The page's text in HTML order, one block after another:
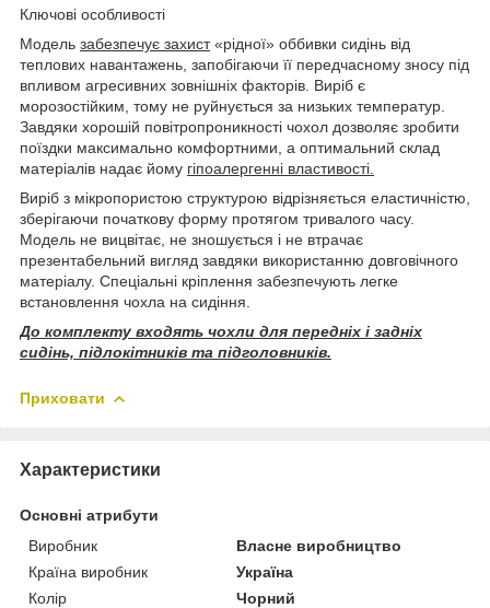
Ключові особливості
Модель забезпечує захист«рідної» оббивки сидінь від
теплових навантажень, запобігаючи її передчасному зносу під
впливом агресивних зовнішніх факторів. Виріб є
морозостійким, тому не руйнується за низьких температур.
Завдяки хорошій повітропроникності чохол дозволяє зробити
поїздки максимально комфортними, а оптимальний склад
матеріалів надає йому гіпоалергенні властивості.
Виріб з мікропористою структурою відрізняється еластичністю,
зберігаючи початкову форму протягом тривалого часу.
Модель не вицвітає, не зношується і не втрачає
презентабельний вигляд завдяки використанню довговічного
матеріалу. Спеціальні кріплення забезпечують легке
встановлення чохла на сидіння.
До комплекту входять чохли для передніх і задніх
сидінь, підлокітників та підголовників.
Приховати
Характеристики
Основні атрибути
Виробник
Власне виробництво
Країна виробник
Україна
Колір
Чорний